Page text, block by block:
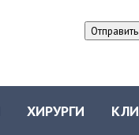
ХИРУРГИ